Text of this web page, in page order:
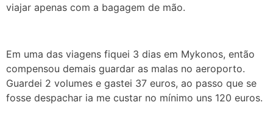
viajar apenas com a bagagem de mão.
Em uma das viagens fiquei 3 dias em Mykonos, então
compensou demais guardar as malas no aeroporto.
Guardei 2 volumes e gastei 37 euros, ao passo que se
fosse despachar ia me custar no mínimo uns 120 euros.